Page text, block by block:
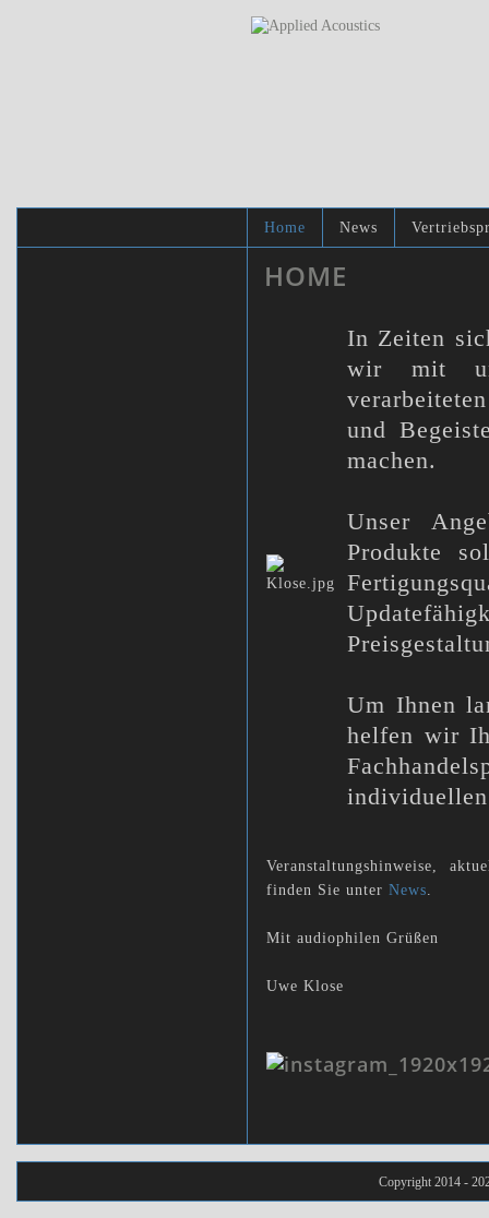
Home News
HOME
In Zeiten
wir mit
und
machen.
Unser
Produkte
Um Ihnen
helfen wir
Veranstaltungshinweise,
finden Sie unter News.
Mit audiophilen Grüßen
Uwe Klose
Copyright 2014 -